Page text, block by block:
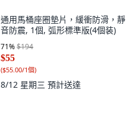
通用馬桶座圈墊片，緩衝防滑，靜
音防震, 1個, 弧形標準版(4個装)
71%$194
$55
($55.00/1個)
8/12 星期三 預計送達